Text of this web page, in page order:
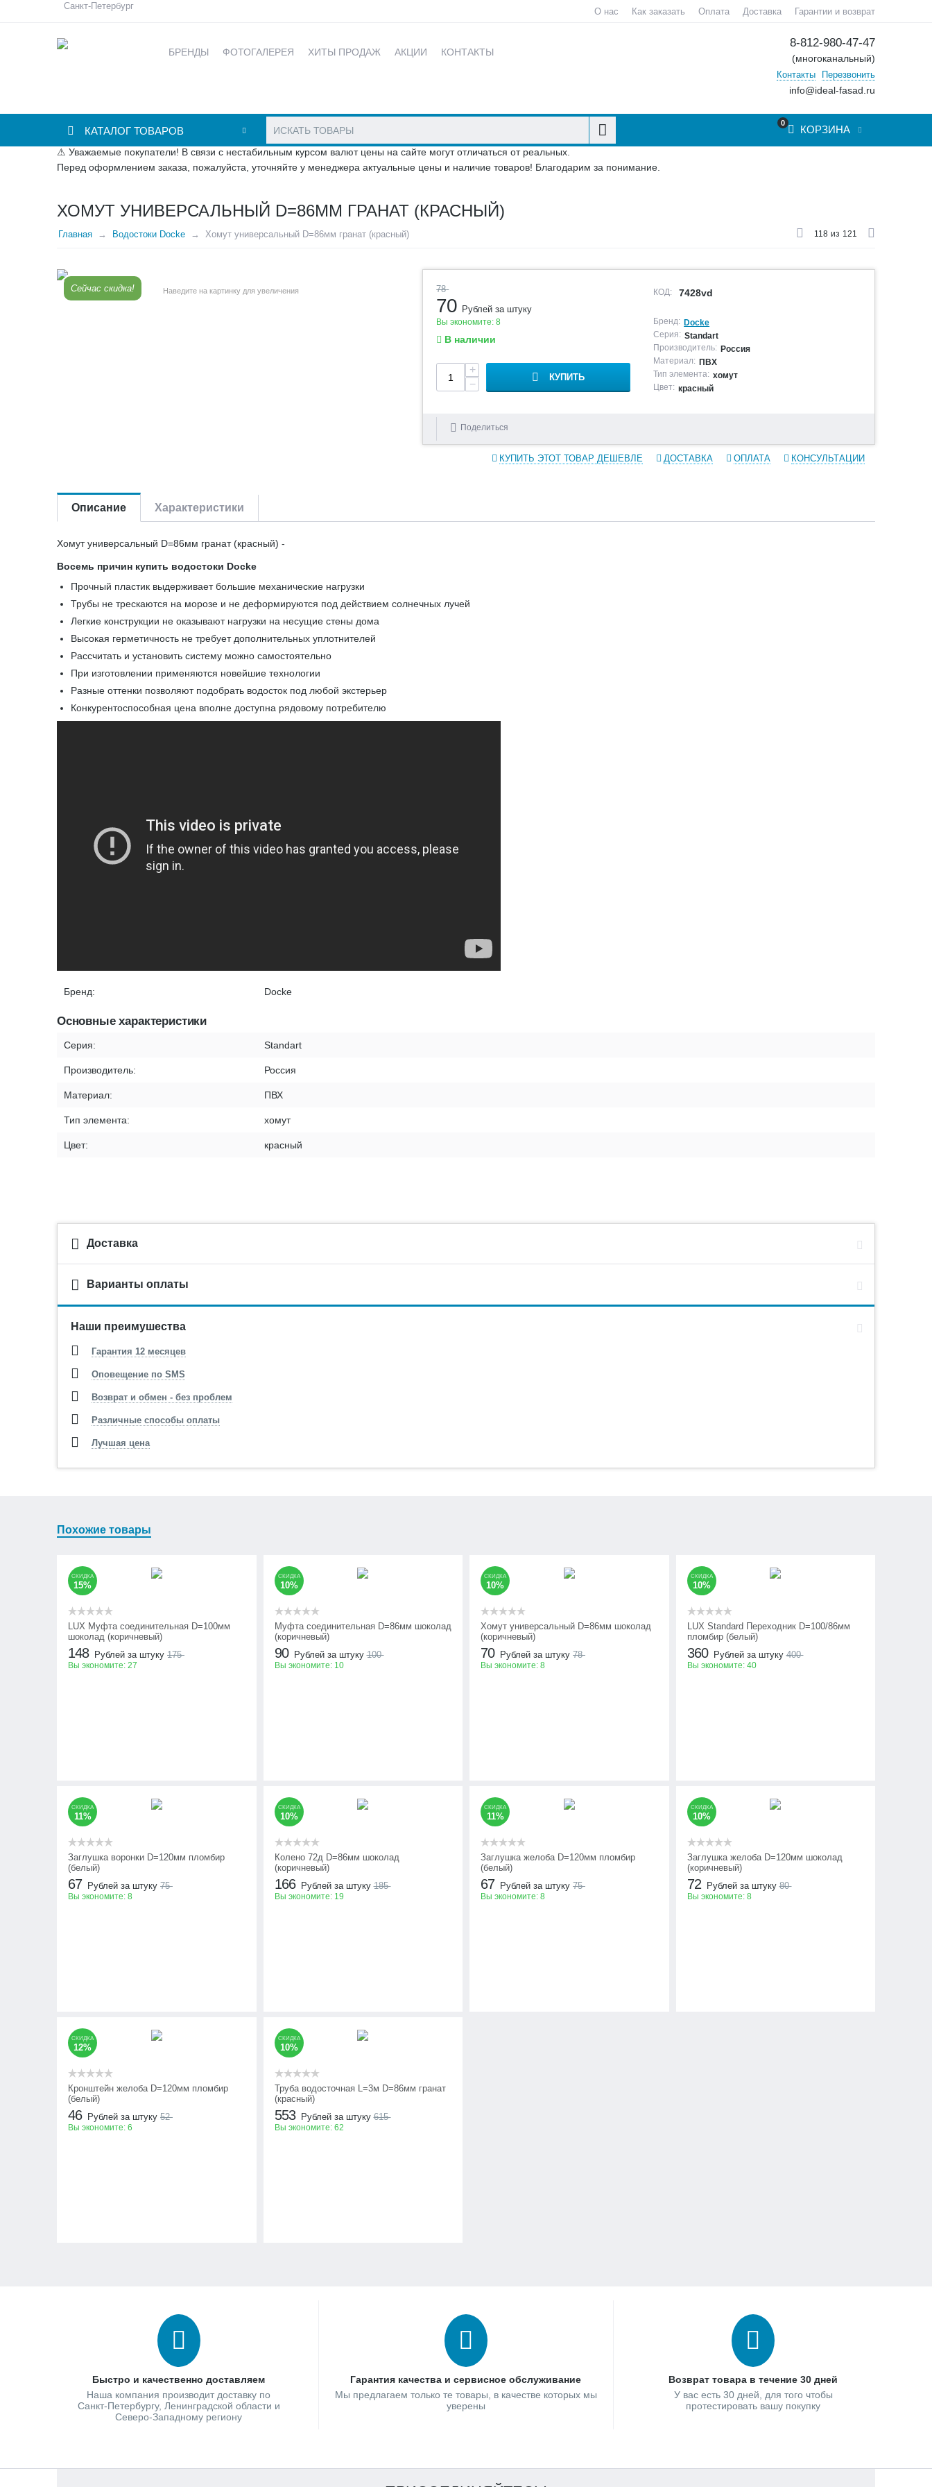
Санкт-Петербург
О нас Как заказать Оплата Доставка Гарантии и возврат
БРЕНДЫ ФОТОГАЛЕРЕЯ ХИТЫ ПРОДАЖ АКЦИИ КОНТАКТЫ
8-812-980-47-47
(многоканальный)
Контакты Перезвонить
info@ideal-fasad.ru
КАТАЛОГ ТОВАРОВ
0
КОРЗИНА
⚠ Уважаемые покупатели! В связи с нестабильным курсом валют цены на сайте могут отличаться от реальных.
Перед оформлением заказа, пожалуйста, уточняйте у менеджера актуальные цены и наличие товаров! Благодарим за понимание.
ХОМУТ УНИВЕРСАЛЬНЫЙ D=86ММ ГРАНАТ (КРАСНЫЙ)
Главная Водостоки Docke Хомут универсальный D=86мм гранат (красный) 118 из 121
Сейчас скидка! Наведите на картинку для увеличения 78
70 Рублей за штуку
Вы экономите:8
В наличии
+
−
КУПИТЬ
КОД: 7428vd
Бренд: Docke
Серия: Standart
Производитель: Россия
Материал: ПВХ
Тип элемента: хомут
Цвет: красный
Поделиться
КУПИТЬ ЭТОТ ТОВАР ДЕШЕВЛЕ ДОСТАВКА ОПЛАТА КОНСУЛЬТАЦИИ
Описание Характеристики
Хомут универсальный D=86мм гранат (красный) -
Восемь причин купить водостоки Docke
Прочный пластик выдерживает большие механические нагрузки
Трубы не трескаются на морозе и не деформируются под действием солнечных лучей
Легкие конструкции не оказывают нагрузки на несущие стены дома
Высокая герметичность не требует дополнительных уплотнителей
Рассчитать и установить систему можно самостоятельно
При изготовлении применяются новейшие технологии
Разные оттенки позволяют подобрать водосток под любой экстерьер
Конкурентоспособная цена вполне доступна рядовому потребителю
Бренд: Docke
Основные характеристики
Серия: Standart
Производитель: Россия
Материал: ПВХ
Тип элемента: хомут
Цвет: красный
Доставка
Варианты оплаты
Наши преимушества
Гарантия 12 месяцев
Оповещение по SMS
Возврат и обмен - без проблем
Различные способы оплаты
Лучшая цена
Похожие товары
СКИДКА
15%
LUX Муфта соединительная D=100мм
шоколад (коричневый)
148 Рублей за штуку 175
Вы экономите: 27
СКИДКА
10%
Муфта соединительная D=86мм шоколад
(коричневый)
90 Рублей за штуку 100
Вы экономите: 10
СКИДКА
10%
Хомут универсальный D=86мм шоколад
(коричневый)
70 Рублей за штуку 78
Вы экономите: 8
СКИДКА
10%
LUX Standard Переходник D=100/86мм
пломбир (белый)
360 Рублей за штуку 400
Вы экономите: 40
СКИДКА
11%
Заглушка воронки D=120мм пломбир
(белый)
67 Рублей за штуку 75
Вы экономите: 8
СКИДКА
10%
Колено 72д D=86мм шоколад
(коричневый)
166 Рублей за штуку 185
Вы экономите: 19
СКИДКА
11%
Заглушка желоба D=120мм пломбир
(белый)
67 Рублей за штуку 75
Вы экономите: 8
СКИДКА
10%
Заглушка желоба D=120мм шоколад
(коричневый)
72 Рублей за штуку 80
Вы экономите: 8
СКИДКА
12%
Кронштейн желоба D=120мм пломбир
(белый)
46 Рублей за штуку 52
Вы экономите: 6
СКИДКА
10%
Труба водосточная L=3м D=86мм гранат
(красный)
553 Рублей за штуку 615
Вы экономите: 62
Быстро и качественно доставляем
Наша компания производит доставку по
Санкт-Петербургу, Ленинградской области и
Северо-Западному региону
Гарантия качества и сервисное обслуживание
Мы предлагаем только те товары, в качестве которых мы
уверены
Возврат товара в течение 30 дней
У вас есть 30 дней, для того чтобы
протестировать вашу покупку